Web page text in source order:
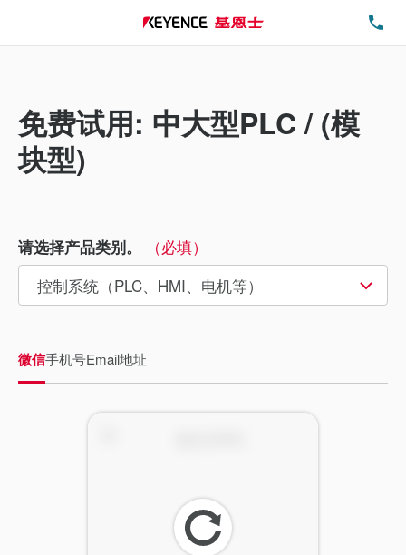
免费试用: 中大型PLC / (模
块型)
请选择产品类别。 （必填）
微信手机号Email地址
刷